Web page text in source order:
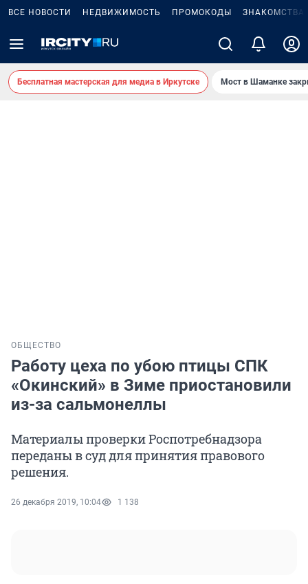
ВСЕ НОВОСТИ НЕДВИЖИМОСТЬ ПРОМОКОДЫ ЗНАКОМСТВА
Бесплатная мастерская для медиа в Иркутске Мост в Шаманке
ОБЩЕСТВО
Работу цеха по убою птицы СПК
«Окинский» в Зиме приостановили
из-за сальмонеллы
Материалы проверки Роспотребнадзора
переданы в суд для принятия правового
решения.
26 декабря 2019, 10:04 1 138